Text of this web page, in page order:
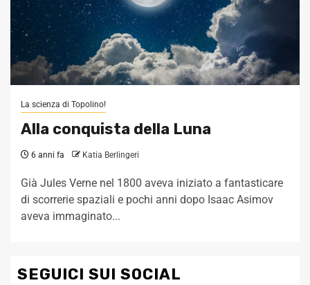
La scienza di Topolino!
Alla conquista della Luna
6 anni fa Katia Berlingeri
Già Jules Verne nel 1800 aveva iniziato a fantasticare
di scorrerie spaziali e pochi anni dopo Isaac Asimov
aveva immaginato...
SEGUICI SUI SOCIAL